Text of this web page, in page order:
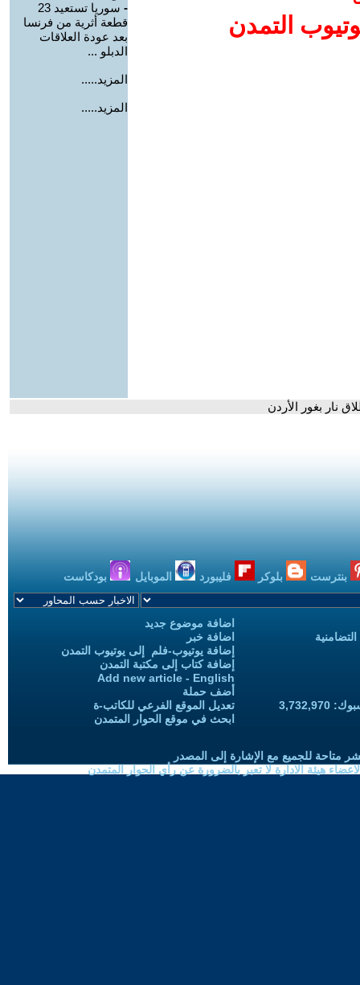
التمدن
-
سوريا تستعيد 23
قطعة أثرية من فرنسا
بعد عودة العلاقات
الدبلو ...
المزيد.....
المزيد.....
نار بغور الأردن
بنترست بلوكر فليبورد الموبايل بودكاست
اضافة موضوع جديد
اضافة خبر
إضافة يوتيوب-فلم إلى يوتيوب التمدن
إضافة كتاب إلى مكتبة التمدن
Add new article - English
أضف حملة
تعديل الموقع الفرعي للكاتب-ة
ابحث في موقع الحوار المتمدن
متاحة للجميع مع الإشارة إلى المصدر
هيئة الادارة لا تعبر بالضرورة عن رأي الحوار المتمدن